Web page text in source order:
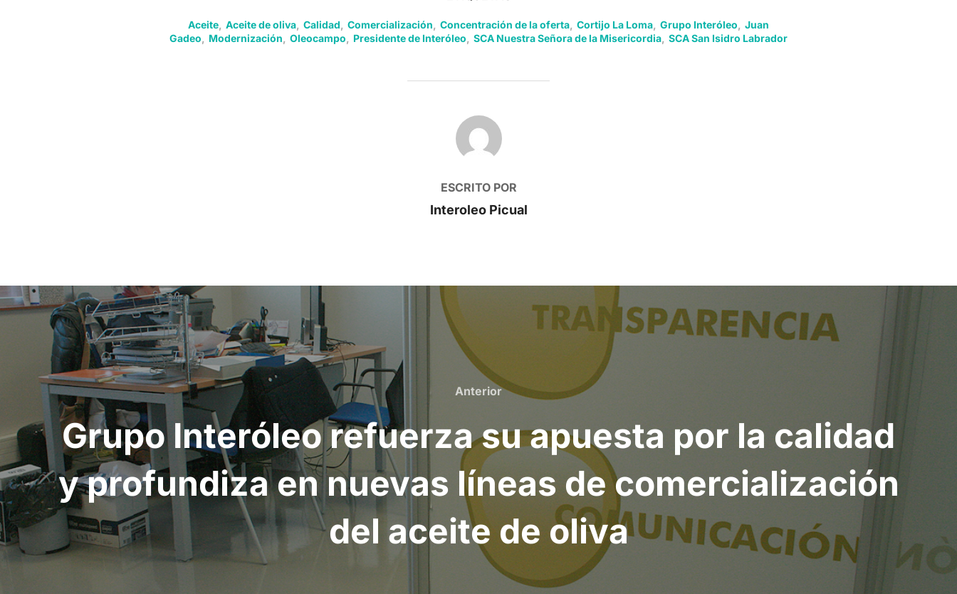
Aceite Aceite de oliva Calidad Comercialización Concentración de la oferta Cortijo La Loma Grupo Interóleo
Juan
Gadeo
Modernización Oleocampo Presidente de Interóleo SCA Nuestra Señora de la Misericordia SCA San Isidro Labrador
AUTOR DE LA PUBLICACIÓN
ESCRITO POR
Interoleo Picual
Navegación
entradas
Anterior
Anterior
Grupo Interóleo refuerza su apuesta por la calidad
y profundiza en nuevas líneas de comercialización
del aceite de oliva